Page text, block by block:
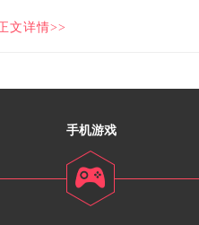
文详情>>
手机游戏